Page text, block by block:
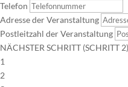
Telefon
Adresse der Veranstaltung
Postleitzahl der Veranstaltung
NÄCHSTER SCHRITT (SCHRITT 2)
1
2